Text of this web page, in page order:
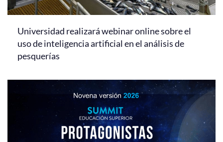
Universidad realizará webinar online sobre el
uso de inteligencia artificial en el análisis de
pesquerías